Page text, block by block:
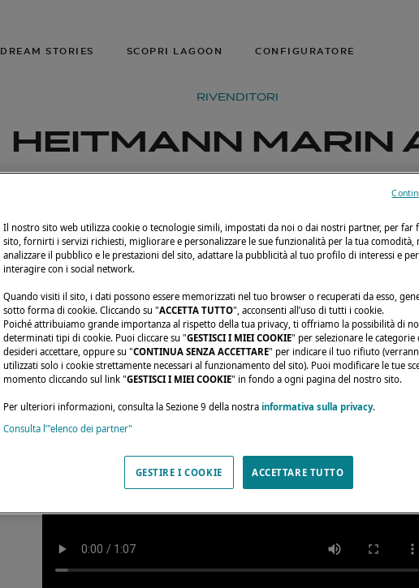
DREAM STORIES SCOPRI LAGOON CONFIGURATORE
RIVENDITORI
HEITMANN MARIN
Il nostro sito web utilizza cookie o tecnologie simili, impostati da noi o dai nostri partner, per far
sito, fornirti i servizi richiesti, migliorare e personalizzare le sue funzionalità per la tua comodità,
analizzare il pubblico e le prestazioni del sito, adattare la pubblicità al tuo profilo di interessi e
interagire con i social network.
Quando visiti il sito, i dati possono essere memorizzati nel tuo browser o recuperati da esso,
sotto forma di cookie. Cliccando su "ACCETTA TUTTO", acconsenti all’uso di tutti i cookie.
Poiché attribuiamo grande importanza al rispetto della tua privacy, ti offriamo la possibilità di
determinati tipi di cookie. Puoi cliccare su "GESTISCI I MIEI COOKIE" per selezionare le categorie
desideri accettare, oppure su "CONTINUA SENZA ACCETTARE" per indicare il tuo rifiuto
utilizzati solo i cookie strettamente necessari al funzionamento del sito). Puoi modificare le tue
momento cliccando sul link "GESTISCI I MIEI COOKIE" in fondo a ogni pagina del nostro sito.
Per ulteriori informazioni, consulta la Sezione 9 della nostra informativa sulla privacy.
Consulta l’"elenco dei partner"
GESTIRE I COOKIE ACCETTARE TUTTO